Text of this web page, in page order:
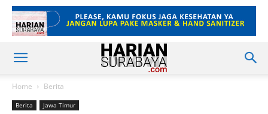
Home Berita
Berita Jawa Timur